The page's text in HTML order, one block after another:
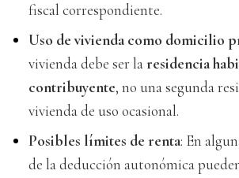
fiscal correspondiente.
Uso de vivienda como domicilio
vivienda debe ser laresidencia
contribuyente, no una segunda
vivienda de uso ocasional.
Posibles límites de renta: En
de la deducción autonómica